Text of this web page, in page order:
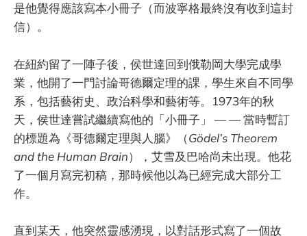
是他覺得應該寫本小冊子（而波寧格最終沒有收到這封
信）。
在紐約留了一陣子後，侯世達回到俄勒岡大學完成學
業，他開了一門討論哥德爾定理的課，學生來自不同學
系，包括藝術史、政治科學和藝術等。1973年的秋
天，侯世達嘗試繼續寫他的「小冊子」 — — 當時暫訂
的標題為《哥德爾定理與人腦》（Gödel’s Theorem
and the Human Brain），艾雪及巴哈尚未出現。他花
了一個月寫完初稿，那時候他以為已經完成大部分工
作。
直到某天，他突然靈感湧現，以對話形式寫了一個故